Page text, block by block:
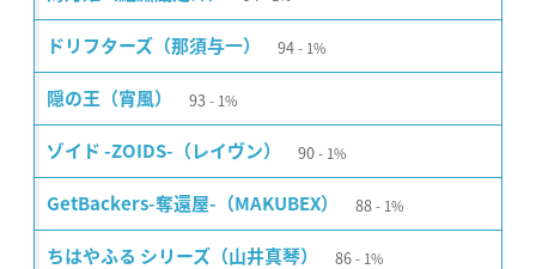
ドリフターズ（那須与一） 94 1%
隠の王（宵風） 93 1%
ゾイド -ZOIDS-（レイヴン） 90 1%
GetBackers-奪還屋-（MAKUBEX） 88 1%
ちはやふる シリーズ（山井真琴） 86 1%